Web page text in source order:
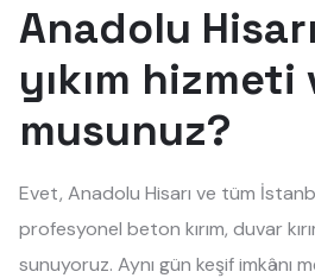
Anadolu
yıkım
musunuz?
Evet, Anadolu Hisarı ve tüm
profesyonel beton kırım, duvar
sunuyoruz. Aynı gün keşif imkânı